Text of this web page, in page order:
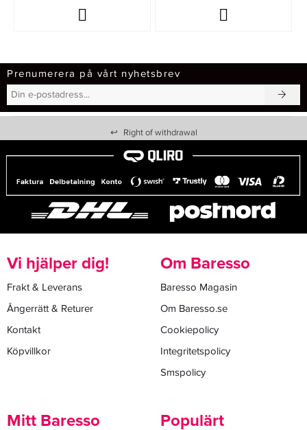
Prenumerera på vårt nyhetsbrev
↩ Right of withdrawal
Vi hjälper dig!
Frakt & Leverans
Ångerrätt & Returer
Kontakt
Köpvillkor
Om Baresso
Baresso Magasin
Om Baresso.se
Cookiepolicy
Integritetspolicy
Smspolicy
Mitt Baresso Populärt